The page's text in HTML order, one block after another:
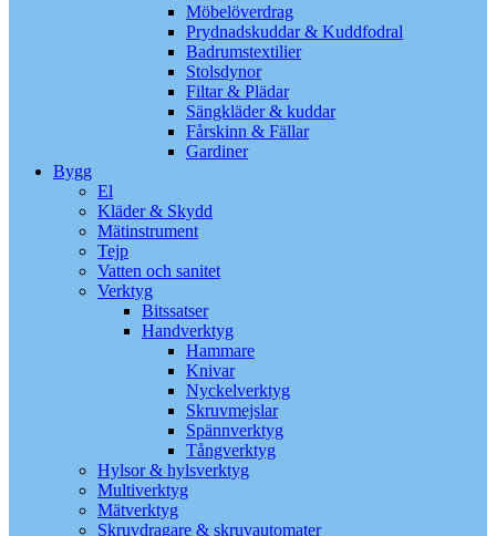
Möbelöverdrag
Prydnadskuddar & Kuddfodral
Badrumstextilier
Stolsdynor
Filtar & Plädar
Sängkläder & kuddar
Fårskinn & Fällar
Gardiner
Bygg
El
Kläder & Skydd
Mätinstrument
Tejp
Vatten och sanitet
Verktyg
Bitssatser
Handverktyg
Hammare
Knivar
Nyckelverktyg
Skruvmejslar
Spännverktyg
Tångverktyg
Hylsor & hylsverktyg
Multiverktyg
Mätverktyg
Skruvdragare & skruvautomater